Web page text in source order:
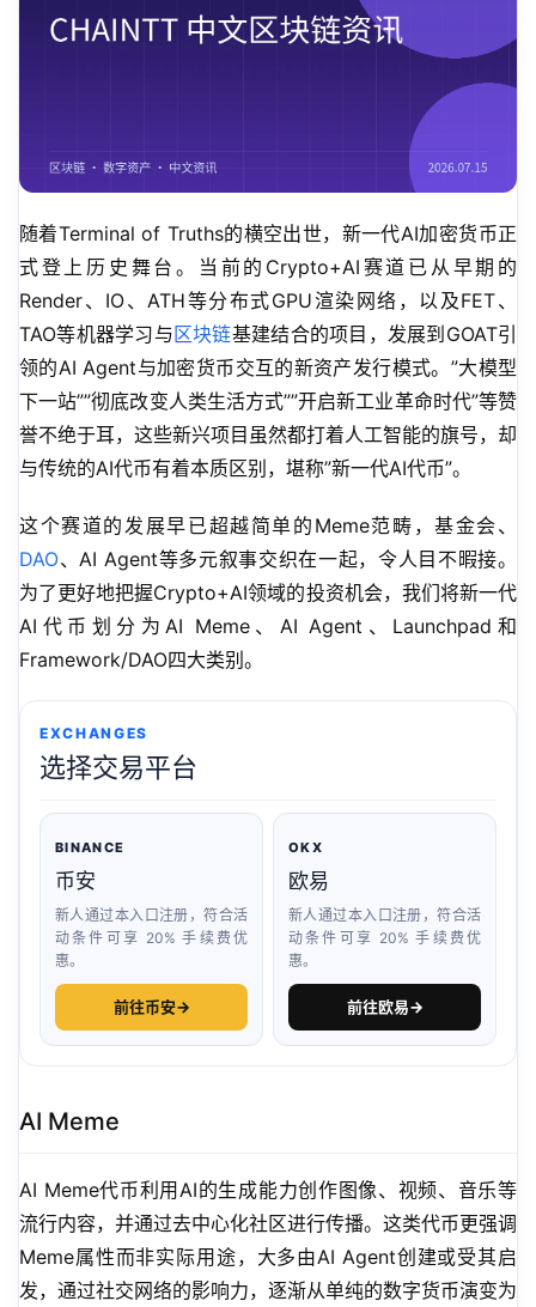
随着Terminal of Truths的横空出世，新一代AI加密货币正
式登上历史舞台。当前的Crypto+AI赛道已从早期的
Render、IO、ATH等分布式GPU渲染网络，以及FET、
TAO等机器学习与区块链基建结合的项目，发展到GOAT引
领的AI Agent与加密货币交互的新资产发行模式。”大模型
下一站””彻底改变人类生活方式””开启新工业革命时代”等赞
誉不绝于耳，这些新兴项目虽然都打着人工智能的旗号，却
与传统的AI代币有着本质区别，堪称”新一代AI代币”。
这个赛道的发展早已超越简单的Meme范畴，基金会、
DAO、AI Agent等多元叙事交织在一起，令人目不暇接。
为了更好地把握Crypto+AI领域的投资机会，我们将新一代
AI代币划分为AI Meme、AI Agent、Launchpad和
Framework/DAO四大类别。
EXCHANGES
选择交易平台
BINANCE
币安
新人通过本入口注册，符合活
动条件可享 20% 手续费优
惠。
前往币安→
OKX
欧易
新人通过本入口注册，符合活
动条件可享 20% 手续费优
惠。
前往欧易→
AI Meme
AI Meme代币利用AI的生成能力创作图像、视频、音乐等
流行内容，并通过去中心化社区进行传播。这类代币更强调
Meme属性而非实际用途，大多由AI Agent创建或受其启
发，通过社交网络的影响力，逐渐从单纯的数字货币演变为